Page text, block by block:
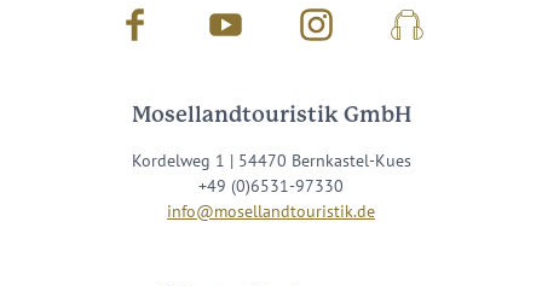
Facebook Youtube InstagramPodcast
Mosellandtouristik GmbH
Kordelweg 1 | 54470 Bernkastel-Kues
+49 (0)6531-97330
info@mosellandtouristik.de